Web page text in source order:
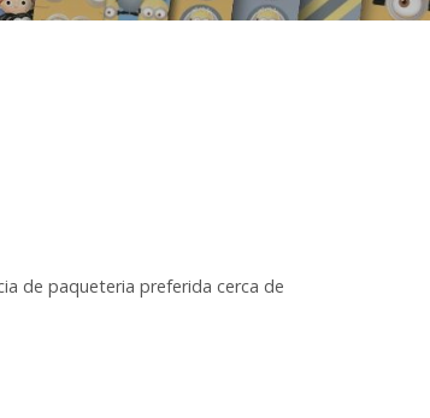
de paqueteria preferida cerca de